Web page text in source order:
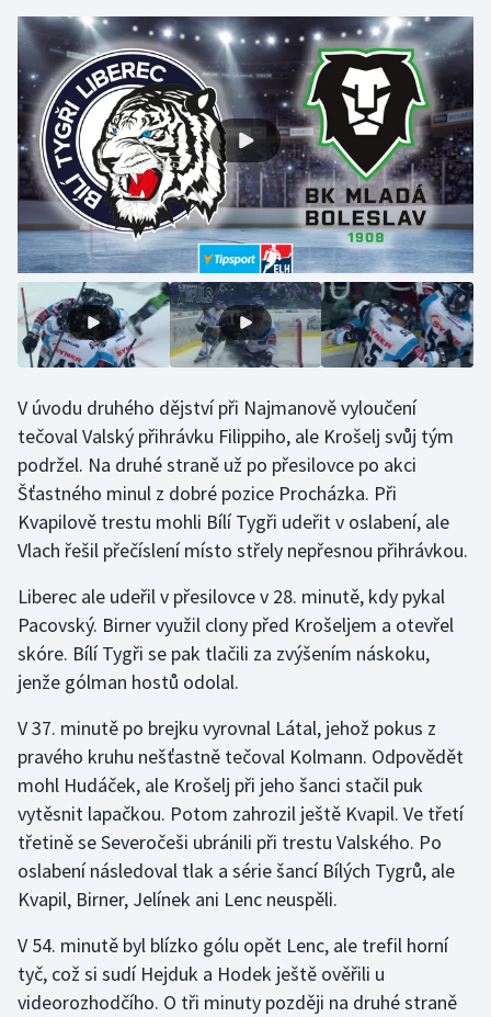
Motorsport
Olympijské hry
Parasport
Plavání
Plážový volejbal
Ragby
Rychlobruslení
Short track
Sportovní střelba
Stolní tenis
Triatlon
Veslování
Vodní slalom
Volejbal
Ostatní
V úvodu druhého dějství při Najmanově vyloučení
tečoval Valský přihrávku Filippiho, ale Krošelj svůj tým
podržel. Na druhé straně už po přesilovce po akci
Šťastného minul z dobré pozice Procházka. Při
Kvapilově trestu mohli Bílí Tygři udeřit v oslabení, ale
Vlach řešil přečíslení místo střely nepřesnou přihrávkou.
Liberec ale udeřil v přesilovce v 28. minutě, kdy pykal
Pacovský. Birner využil clony před Krošeljem a otevřel
skóre. Bílí Tygři se pak tlačili za zvýšením náskoku,
jenže gólman hostů odolal.
V 37. minutě po brejku vyrovnal Látal, jehož pokus z
pravého kruhu nešťastně tečoval Kolmann. Odpovědět
mohl Hudáček, ale Krošelj při jeho šanci stačil puk
vytěsnit lapačkou. Potom zahrozil ještě Kvapil. Ve třetí
třetině se Severočeši ubránili při trestu Valského. Po
oslabení následoval tlak a série šancí Bílých Tygrů, ale
Kvapil, Birner, Jelínek ani Lenc neuspěli.
V 54. minutě byl blízko gólu opět Lenc, ale trefil horní
tyč, což si sudí Hejduk a Hodek ještě ověřili u
videorozhodčího. O tři minuty později na druhé straně